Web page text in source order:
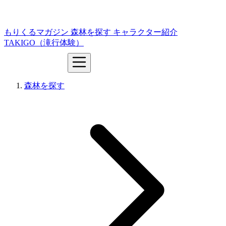
もりくるマガジン 森林を探す キャラクター紹介
TAKIGO（滝行体験）
森林を探す